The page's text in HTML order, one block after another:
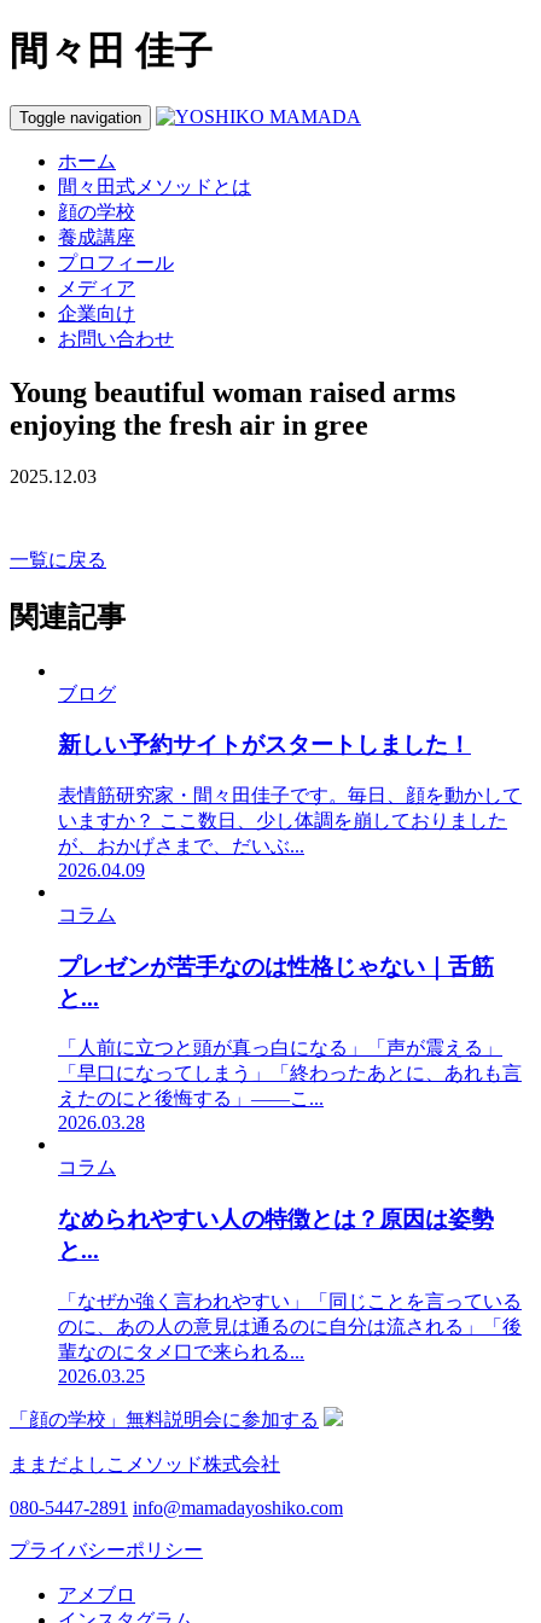
間々田 佳子
Toggle navigation
ホーム
間々田式メソッドとは
顔の学校
養成講座
プロフィール
メディア
企業向け
お問い合わせ
Young beautiful woman raised arms
enjoying the fresh air in gree
2025.12.03
一覧に戻る
関連記事
ブログ
新しい予約サイトがスタートしました！
表情筋研究家・間々田佳子です。毎日、顔を動かして
いますか？ ここ数日、少し体調を崩しておりました
が、おかげさまで、だいぶ...
2026.04.09
コラム
プレゼンが苦手なのは性格じゃない｜舌筋
と...
「人前に立つと頭が真っ白になる」「声が震える」
「早口になってしまう」「終わったあとに、あれも言
えたのにと後悔する」——こ...
2026.03.28
コラム
なめられやすい人の特徴とは？原因は姿勢
と...
「なぜか強く言われやすい」「同じことを言っている
のに、あの人の意見は通るのに自分は流される」「後
輩なのにタメ口で来られる...
2026.03.25
「顔の学校」無料説明会に参加する
ままだよしこメソッド株式会社
080-5447-2891 info@mamadayoshiko.com
プライバシーポリシー
アメブロ